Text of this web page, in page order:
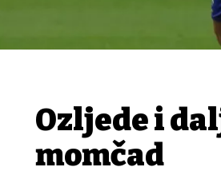
Ozljede i
momčad